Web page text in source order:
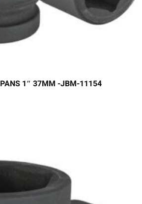
1″ 37MM -JBM-11154